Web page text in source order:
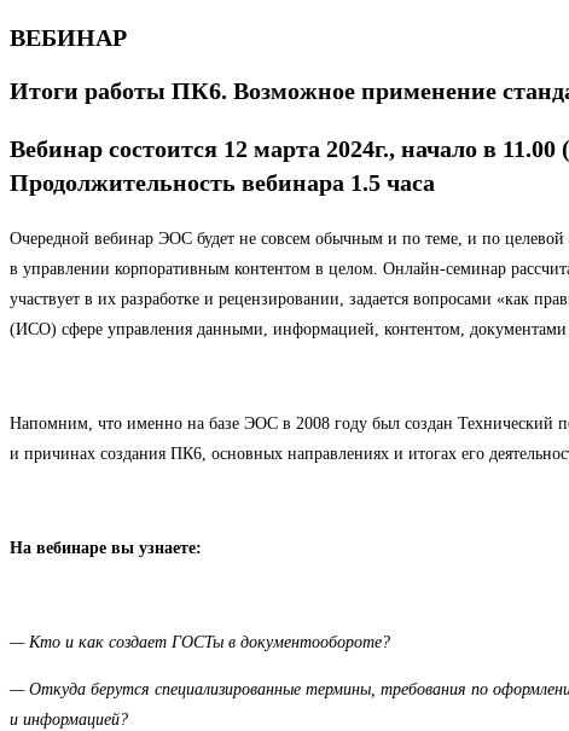
ВЕБИНАР
Итоги работы ПК6. Возможное применение
Вебинар состоится 12 марта 2024г., начало в 11.00
Продолжительность вебинара 1.5 часа
Очередной вебинар ЭОС будет не совсем обычным и по теме, и по целевой
в управлении корпоративным контентом в целом. Онлайн-семинар
участвует в их разработке и рецензировании, задается вопросами «как
(ИСО) сфере управления данными, информацией, контентом,
Напомним, что именно на базе ЭОС в 2008 году был создан Технический
и причинах создания ПК6, основных направлениях и итогах его
На вебинаре вы узнаете:
— Кто и как создает ГОСТы в документообороте?
— Откуда берутся специализированные термины, требования по
и информацией?